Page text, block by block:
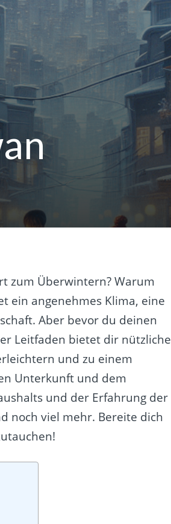
zum Überwintern? Warum
ein angenehmes Klima, eine
Aber bevor du deinen
Leitfaden bietet dir nützliche
und zu einem
Unterkunft und dem
und der Erfahrung der
noch viel mehr. Bereite dich